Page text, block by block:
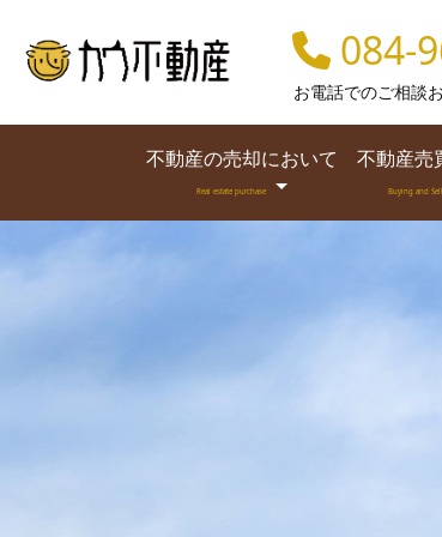
084-
お電話でのご相談
不動産の売却において
Real estate purchase
不動産売
Buying and